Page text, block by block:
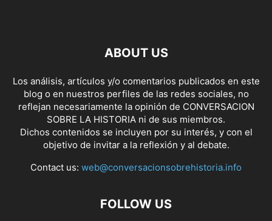
ABOUT US
Los análisis, artículos y/o comentarios publicados en este
blog o en nuestros perfiles de las redes sociales, no
reflejan necesariamente la opinión de CONVERSACION
SOBRE LA HISTORIA ni de sus miembros.
Dichos contenidos se incluyen por su interés, y con el
objetivo de invitar a la reflexión y al debate.
Contact us: web@conversacionsobrehistoria.info
FOLLOW US